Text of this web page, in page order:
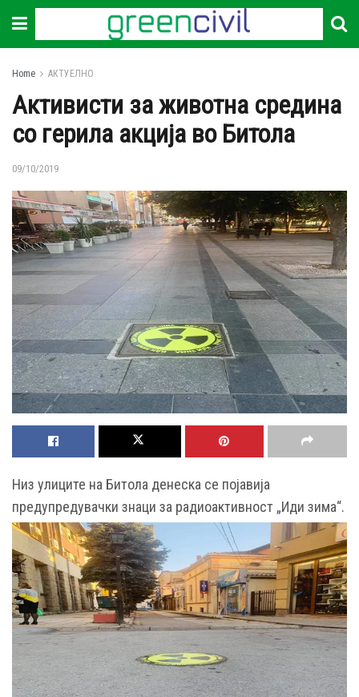
Home АКТУЕЛНО
Активисти за животна средина
со герила акција во Битола
09/10/2019
Низ улиците на Битола денеска се појавија
предупредувачки знаци за радиоактивност „Иди зима“.